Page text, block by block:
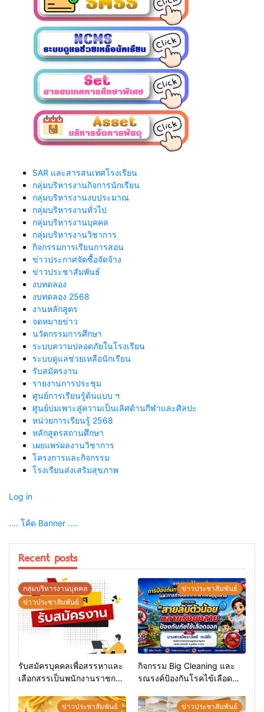
SAR และสารสนเทศโรงเรียน
กลุ่มบริหารงานกิจการนักเรียน
กลุ่มบริหารงานงบประมาณ
กลุ่มบริหารงานทั่วไป
กลุ่มบริหารงานบุคคล
กลุ่มบริหารงานวิชาการ
กิจกรรมการเรียนการสอน
ข่าวประกาศจัดซื้อจัดจ้าง
ข่าวประชาสัมพันธ์
งบทดลอง
งบทดลอง 2568
งานหลักสูตร
จดหมายข่าว
นวัตกรรมการศึกษา
ระบบความปลอดภัยในโรงเรียน
ระบบดูแลช่วยเหลือนักเรียน
รับสมัครงาน
รายงานการประชุม
ศูนย์การเรียนรู้ต้นแบบ ฯ
ศูนย์บ่มเพาะสู่ความเป็นเลิศด้านกีฬาและศิลปะ
หน่วยการเรียนรู้ 2568
หลักสูตรสถานศึกษา
เผยแพร่ผลงานวิชาการ
โครงการและกิจกรรม
โรงเรียนส่งเสริมสุขภาพ
Log in
.... โค้ด Banner ....
Recent posts
กลุ่มบริหารงานบุคคล
ข่าวประชาสัมพันธ์
รับสมัครบุคคลเพื่อสรรหาและ
เลือกสรรเป็นพนักงานราชการ
ข่าวประชาสัมพันธ์
กิจกรรม Big Cleaning และ
รณรงค์ป้องกันโรคไข้เลือด
ข่าวประชาสัมพันธ์ ข่าวประชาสัมพันธ์